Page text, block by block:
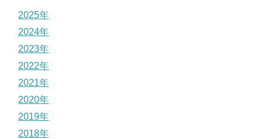
2025年
2024年
2023年
2022年
2021年
2020年
2019年
2018年